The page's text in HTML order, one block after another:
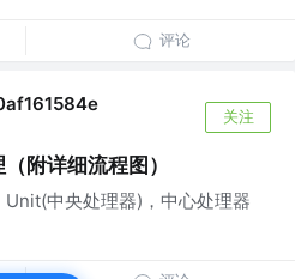
评论
关注
附详细流程图）
中央处理器)，中心处理器